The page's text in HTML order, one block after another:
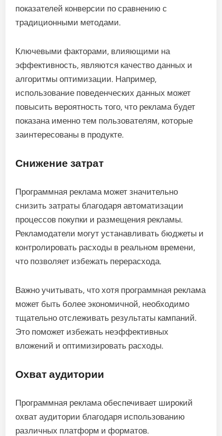
показателей конверсии по сравнению с
традиционными методами.
Ключевыми факторами, влияющими на
эффективность, являются качество данных и
алгоритмы оптимизации. Например,
использование поведенческих данных может
повысить вероятность того, что реклама будет
показана именно тем пользователям, которые
заинтересованы в продукте.
Снижение затрат
Программная реклама может значительно
снизить затраты благодаря автоматизации
процессов покупки и размещения рекламы.
Рекламодатели могут устанавливать бюджеты и
контролировать расходы в реальном времени,
что позволяет избежать перерасхода.
Важно учитывать, что хотя программная реклама
может быть более экономичной, необходимо
тщательно отслеживать результаты кампаний.
Это поможет избежать неэффективных
вложений и оптимизировать расходы.
Охват аудитории
Программная реклама обеспечивает широкий
охват аудитории благодаря использованию
различных платформ и форматов.